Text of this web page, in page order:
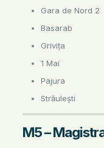
Gara de Nord 2
Basarab
Grivița
1 Mai
Pajura
Străulești
M5 –